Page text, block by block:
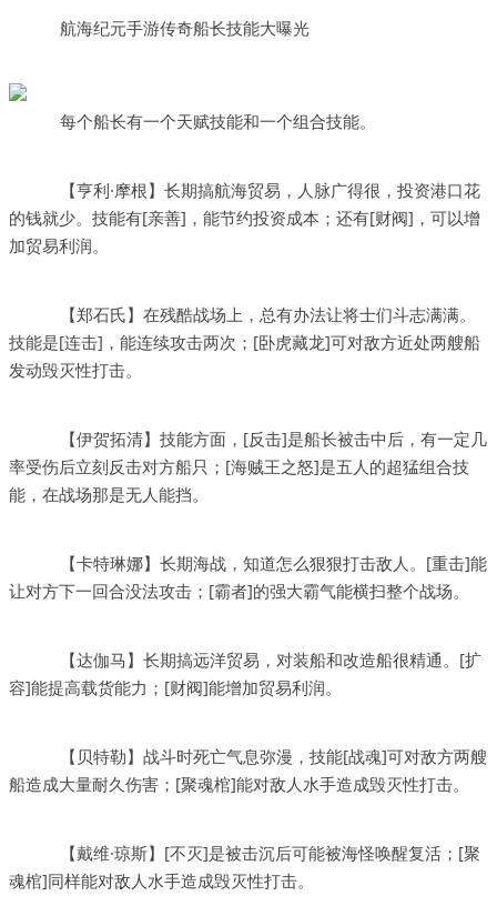
航海纪元手游传奇船长技能大曝光
每个船长有一个天赋技能和一个组合技能。
【亨利·摩根】长期搞航海贸易，人脉广得很，投资港口花
的钱就少。技能有[亲善]，能节约投资成本；还有[财阀]，可以增
加贸易利润。
【郑石氏】在残酷战场上，总有办法让将士们斗志满满。
技能是[连击]，能连续攻击两次；[卧虎藏龙]可对敌方近处两艘船
发动毁灭性打击。
【伊贺拓清】技能方面，[反击]是船长被击中后，有一定几
率受伤后立刻反击对方船只；[海贼王之怒]是五人的超猛组合技
能，在战场那是无人能挡。
【卡特琳娜】长期海战，知道怎么狠狠打击敌人。[重击]能
让对方下一回合没法攻击；[霸者]的强大霸气能横扫整个战场。
【达伽马】长期搞远洋贸易，对装船和改造船很精通。[扩
容]能提高载货能力；[财阀]能增加贸易利润。
【贝特勒】战斗时死亡气息弥漫，技能[战魂]可对敌方两艘
船造成大量耐久伤害；[聚魂棺]能对敌人水手造成毁灭性打击。
【戴维·琼斯】[不灭]是被击沉后可能被海怪唤醒复活；[聚
魂棺]同样能对敌人水手造成毁灭性打击。